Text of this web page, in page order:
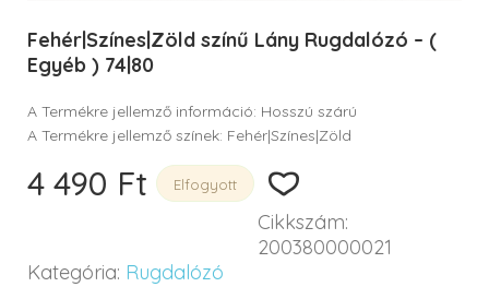
Fehér|Színes|Zöld színű Lány Rugdalózó – (
Egyéb ) 74|80
A Termékre jellemző információ: Hosszú szárú
A Termékre jellemző színek: Fehér|Színes|Zöld
4 490 Ft Elfogyott
Cikkszám:
200380000021
Kategória: Rugdalózó